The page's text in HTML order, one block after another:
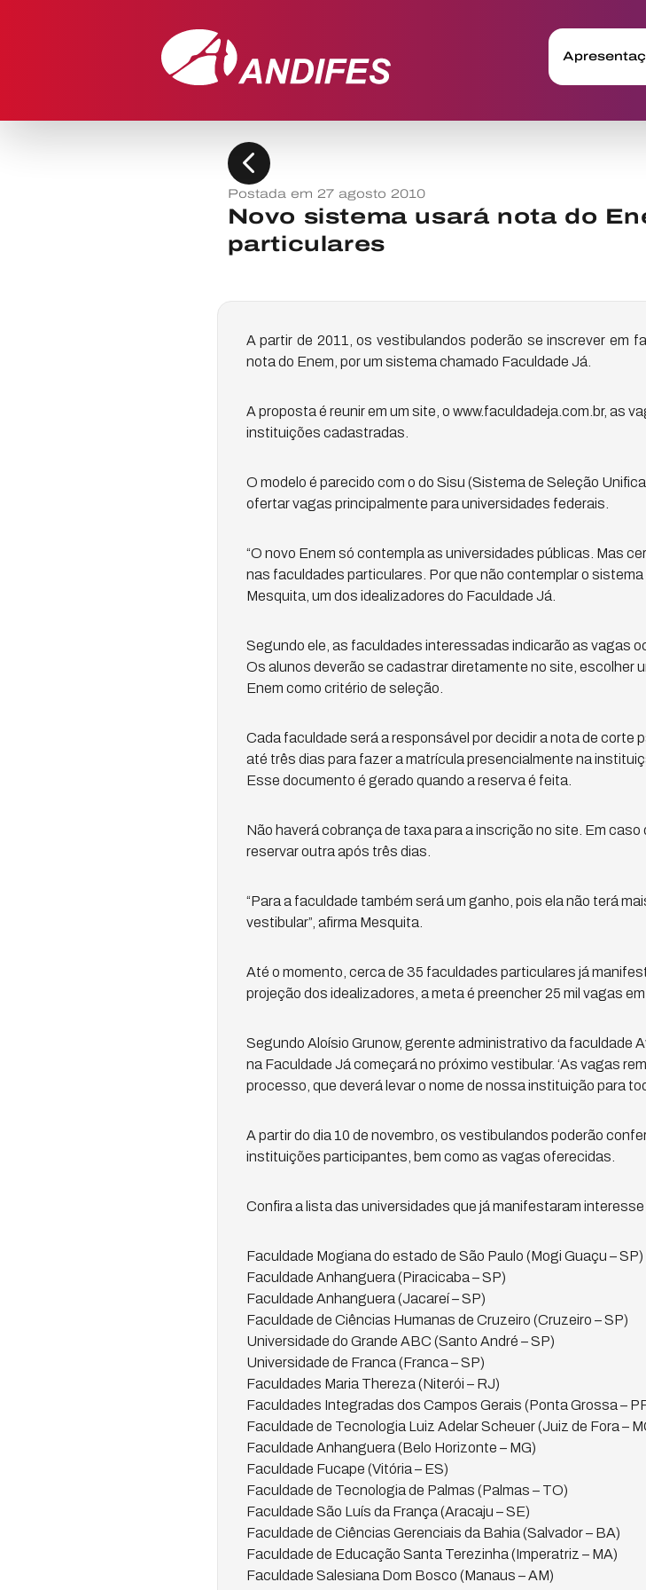
chevron_left
Postada em 27 agosto 2010
Novo sistema usará nota do
particulares
A partir de 2011, os vestibulandos poderão se inscrever em
nota do Enem, por um sistema chamado Faculdade Já.
A proposta é reunir em um site, o www.faculdadeja.com.br, as
instituições cadastradas.
O modelo é parecido com o do Sisu (Sistema de Seleção
ofertar vagas principalmente para universidades federais.
“O novo Enem só contempla as universidades públicas. Mas
nas faculdades particulares. Por que não contemplar o
Mesquita, um dos idealizadores do Faculdade Já.
Segundo ele, as faculdades interessadas indicarão as vagas
Os alunos deverão se cadastrar diretamente no site, escolher
Enem como critério de seleção.
Cada faculdade será a responsável por decidir a nota de corte
até três dias para fazer a matrícula presencialmente na
Esse documento é gerado quando a reserva é feita.
Não haverá cobrança de taxa para a inscrição no site. Em
reservar outra após três dias.
“Para a faculdade também será um ganho, pois ela não terá
vestibular”, afirma Mesquita.
Até o momento, cerca de 35 faculdades particulares já
projeção dos idealizadores, a meta é preencher 25 mil vagas
Segundo Aloísio Grunow, gerente administrativo da faculdade
na Faculdade Já começará no próximo vestibular. ‘As vagas
processo, que deverá levar o nome de nossa instituição para
A partir do dia 10 de novembro, os vestibulandos poderão
instituições participantes, bem como as vagas oferecidas.
Confira a lista das universidades que já manifestaram
Faculdade Mogiana do estado de São Paulo (Mogi Guaçu – SP)
Faculdade Anhanguera (Piracicaba – SP)
Faculdade Anhanguera (Jacareí – SP)
Faculdade de Ciências Humanas de Cruzeiro (Cruzeiro – SP)
Universidade do Grande ABC (Santo André – SP)
Universidade de Franca (Franca – SP)
Faculdades Maria Thereza (Niterói – RJ)
Faculdades Integradas dos Campos Gerais (Ponta Grossa –
Faculdade de Tecnologia Luiz Adelar Scheuer (Juiz de Fora –
Faculdade Anhanguera (Belo Horizonte – MG)
Faculdade Fucape (Vitória – ES)
Faculdade de Tecnologia de Palmas (Palmas – TO)
Faculdade São Luís da França (Aracaju – SE)
Faculdade de Ciências Gerenciais da Bahia (Salvador – BA)
Faculdade de Educação Santa Terezinha (Imperatriz – MA)
Faculdade Salesiana Dom Bosco (Manaus – AM)